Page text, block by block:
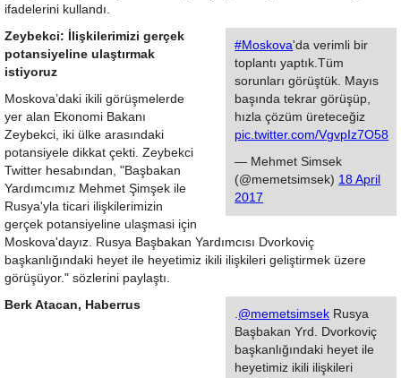
ifadelerini kullandı.
#Moskova'da verimli bir
toplantı yaptık.Tüm
sorunları görüştük. Mayıs
başında tekrar görüşüp,
hızla çözüm üreteceğiz
pic.twitter.com/VgvpIz7O58
— Mehmet Simsek
(@memetsimsek) 18 April
2017
Zeybekci: İlişkilerimizi gerçek
potansiyeline ulaştırmak
istiyoruz
Moskova’daki ikili görüşmelerde
yer alan Ekonomi Bakanı
Zeybekci, iki ülke arasındaki
potansiyele dikkat çekti. Zeybekci
Twitter hesabından, "Başbakan
Yardımcımız Mehmet Şimşek ile
Rusya'yla ticari ilişkilerimizin
gerçek potansiyeline ulaşmasi için
Moskova'dayız. Rusya Başbakan Yardımcısı Dvorkoviç
başkanlığındaki heyet ile heyetimiz ikili ilişkileri geliştirmek üzere
görüşüyor." sözlerini paylaştı.
.@memetsimsek Rusya
Başbakan Yrd. Dvorkoviç
başkanlığındaki heyet ile
heyetimiz ikili ilişkileri
Berk Atacan, Haberrus